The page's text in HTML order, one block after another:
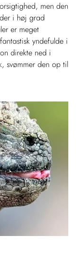
men den
i høj grad
er meget
yndefulde i
direkte ned i
svømmer den op til